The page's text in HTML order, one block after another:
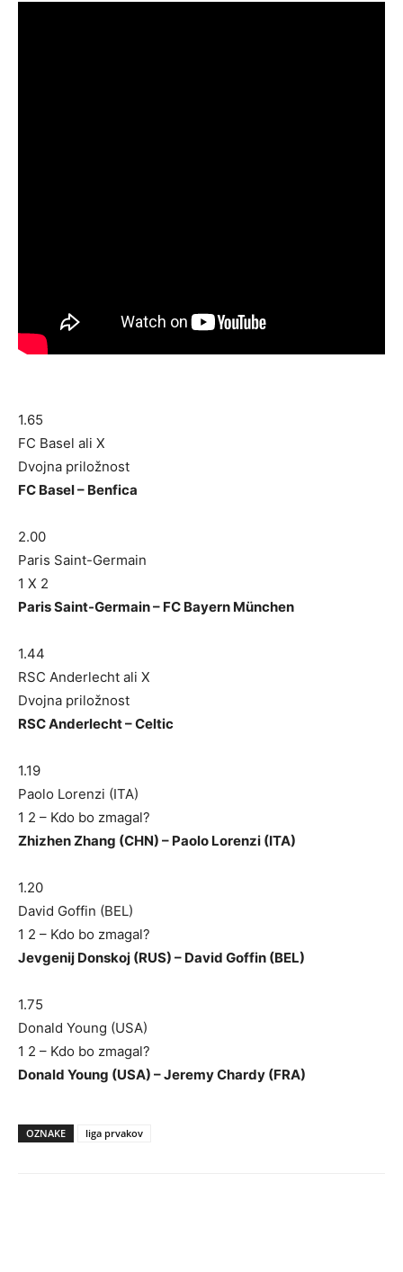
1.65
FC Basel ali X
Dvojna priložnost
FC Basel – Benfica
2.00
Paris Saint-Germain
1 X 2
Paris Saint-Germain – FC Bayern München
1.44
RSC Anderlecht ali X
Dvojna priložnost
RSC Anderlecht – Celtic
1.19
Paolo Lorenzi (ITA)
1 2 – Kdo bo zmagal?
Zhizhen Zhang (CHN) – Paolo Lorenzi (ITA)
1.20
David Goffin (BEL)
1 2 – Kdo bo zmagal?
Jevgenij Donskoj (RUS) – David Goffin (BEL)
1.75
Donald Young (USA)
1 2 – Kdo bo zmagal?
Donald Young (USA) – Jeremy Chardy (FRA)
OZNAKE liga prvakov